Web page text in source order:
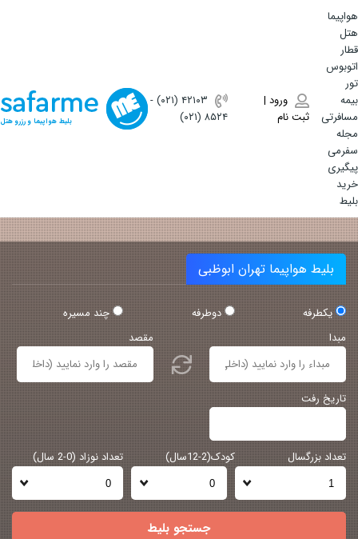
هواپیما
هتل
قطار
اتوبوس
تور
بیمه
مسافرتی
مجله
سفرمی
پیگیری
خرید
بلیط
ورود |
ثبت نام
(۰۲۱) ۴٢١٠٣
-
(۰۲۱) ۸۵۲۴
بلیط هواپیما و رزرو هتل
بلیط هواپیما تهران ابوظبی
یکطرفه دوطرفه
چند مسیره
مبدا
مقصد
تاریخ رفت
تعداد بزرگسال کودک(2-12سال) تعداد نوزاد (0-2 سال)
جستجو بلیط